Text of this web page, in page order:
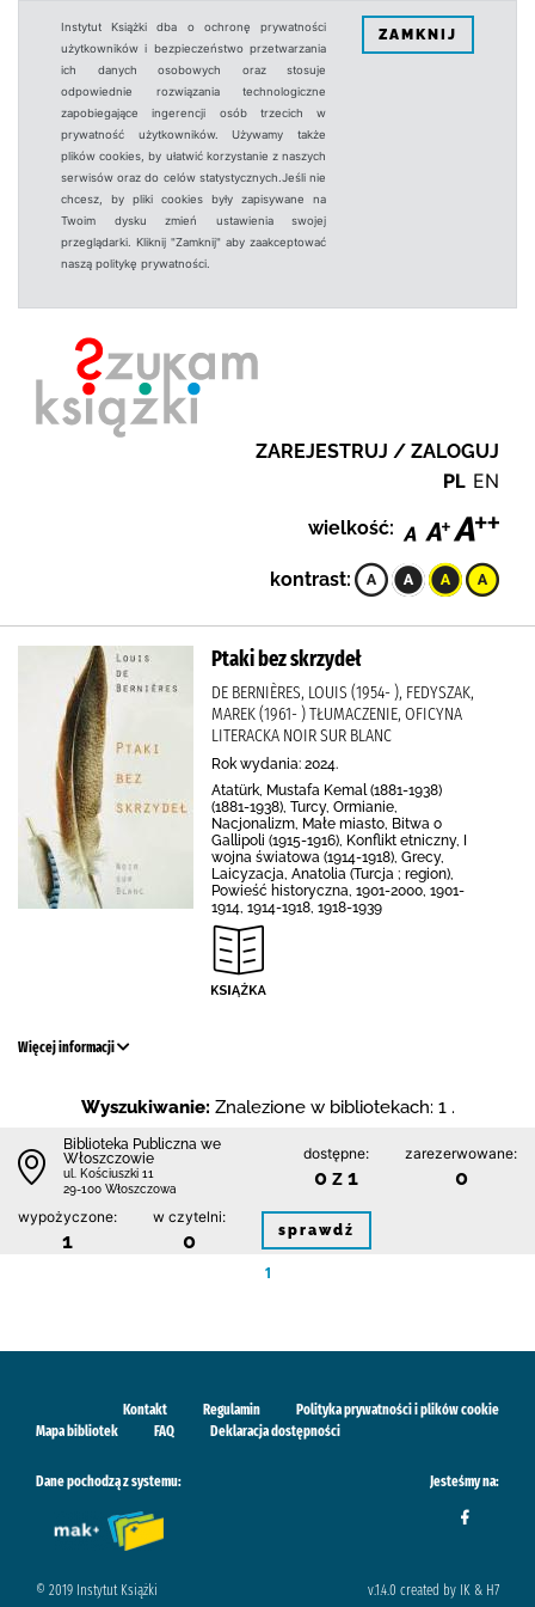
Instytut Książki dba o ochronę prywatności
użytkowników i bezpieczeństwo przetwarzania
ich danych osobowych oraz stosuje
odpowiednie rozwiązania technologiczne
zapobiegające ingerencji osób trzecich w
prywatność użytkowników. Używamy także
plików cookies, by ułatwić korzystanie z naszych
serwisów oraz do celów statystycznych.Jeśli nie
chcesz, by pliki cookies były zapisywane na
Twoim dysku zmień ustawienia swojej
przeglądarki. Kliknij "Zamknij" aby zaakceptować
naszą politykę prywatności.
ZAMKNIJ
ZAREJESTRUJ / ZALOGUJ
PL EN
wielkość:
kontrast:
Ptaki bez skrzydeł
DE BERNIÈRES, LOUIS (1954- ), FEDYSZAK,
MAREK (1961- ) TŁUMACZENIE, OFICYNA
LITERACKA NOIR SUR BLANC
Rok wydania: 2024.
Atatürk, Mustafa Kemal (1881-1938)
(1881-1938), Turcy, Ormianie,
Nacjonalizm, Małe miasto, Bitwa o
Gallipoli (1915-1916), Konflikt etniczny, I
wojna światowa (1914-1918), Grecy,
Laicyzacja, Anatolia (Turcja ; region),
Powieść historyczna, 1901-2000, 1901-
1914, 1914-1918, 1918-1939
Więcej informacji
Wyszukiwanie: Znalezione w bibliotekach: 1 .
Biblioteka Publiczna we
Włoszczowie
ul. Kościuszki 11
29-100 Włoszczowa
dostępne:
0 z 1
zarezerwowane:
0
wypożyczone:
1
w czytelni:
0 sprawdź
1
Kontakt Regulamin
Polityka prywatności i plików cookie
Mapa bibliotek
FAQ Deklaracja dostępności
Dane pochodzą z systemu: Jesteśmy na:
© 2019 Instytut Książki v.1.4.0 created by IK & H7